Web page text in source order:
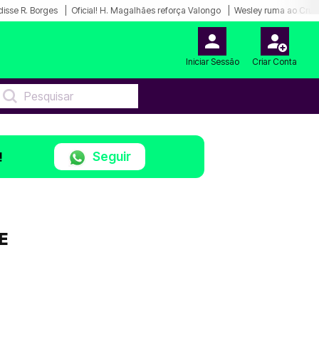
R. Borges Oficial! H. Magalhães reforça Valongo Wesley ruma ao
Iniciar Sessão Criar Conta
Seguir